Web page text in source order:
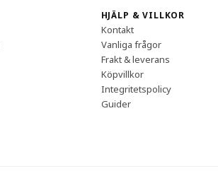
HJÄLP & VILLKOR
Kontakt
Vanliga frågor
Frakt & leverans
Köpvillkor
Integritetspolicy
Guider